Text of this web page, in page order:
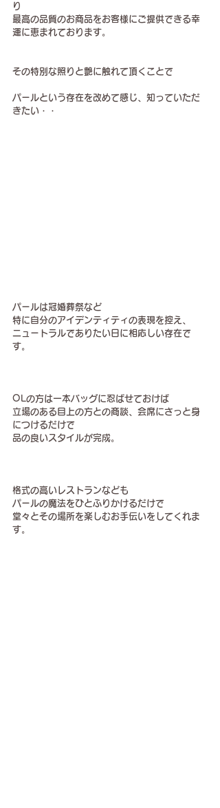
り
最高の品質のお商品をお客様にご提供できる幸
運に恵まれております。
その特別な照りと艶に触れて頂くことで
パールという存在を改めて感じ、知っていただ
きたい・・
パールは冠婚葬祭など
特に自分のアイデンティティの表現を控え、
ニュートラルでありたい日に相応しい存在で
す。
OLの方は一本バッグに忍ばせておけば
立場のある目上の方との商談、会席にさっと身
につけるだけで
品の良いスタイルが完成。
格式の高いレストランなども
パールの魔法をひとふりかけるだけで
堂々とその場所を楽しむお手伝いをしてくれま
す。